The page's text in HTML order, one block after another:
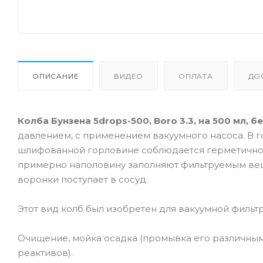
ОПИСАНИЕ ВИДЕО ОПЛАТА
Колба Бунзена 5drops-500, Boro 3.3, на 500 мл,
давлением, с применением вакуумного насоса. В
шлифованной горловине соблюдается
примерно наполовину заполняют фильтруемым
воронки поступает в сосуд.
Этот вид колб был изобретен для вакуумной
Очищение, мойка осадка (промывка его
реактивов).